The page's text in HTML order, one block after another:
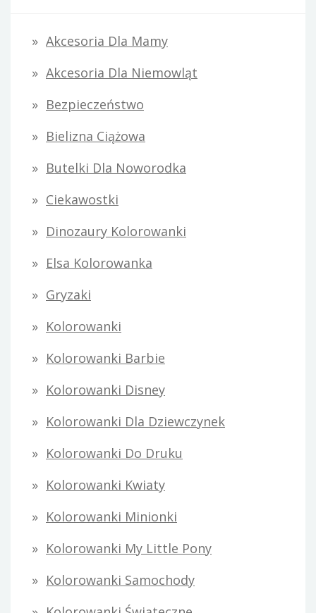
Akcesoria Dla Mamy
Akcesoria Dla Niemowląt
Bezpieczeństwo
Bielizna Ciążowa
Butelki Dla Noworodka
Ciekawostki
Dinozaury Kolorowanki
Elsa Kolorowanka
Gryzaki
Kolorowanki
Kolorowanki Barbie
Kolorowanki Disney
Kolorowanki Dla Dziewczynek
Kolorowanki Do Druku
Kolorowanki Kwiaty
Kolorowanki Minionki
Kolorowanki My Little Pony
Kolorowanki Samochody